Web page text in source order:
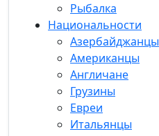
Рыбалка
Национальности
Азербайджанцы
Американцы
Англичане
Грузины
Евреи
Итальянцы